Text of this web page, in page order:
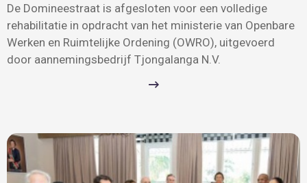
De Domineestraat is afgesloten voor een volledige
rehabilitatie in opdracht van het ministerie van Openbare
Werken en Ruimtelijke Ordening (OWRO), uitgevoerd
door aannemingsbedrijf Tjongalanga N.V.